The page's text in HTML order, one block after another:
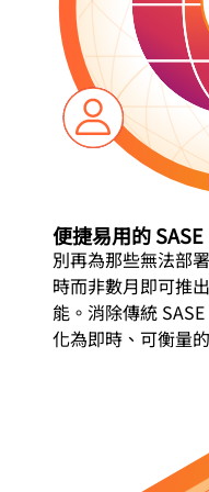
便捷易用的 SASE
別再為那些無法部
時而非數月即可推
能。消除傳統
化為即時、可衡量